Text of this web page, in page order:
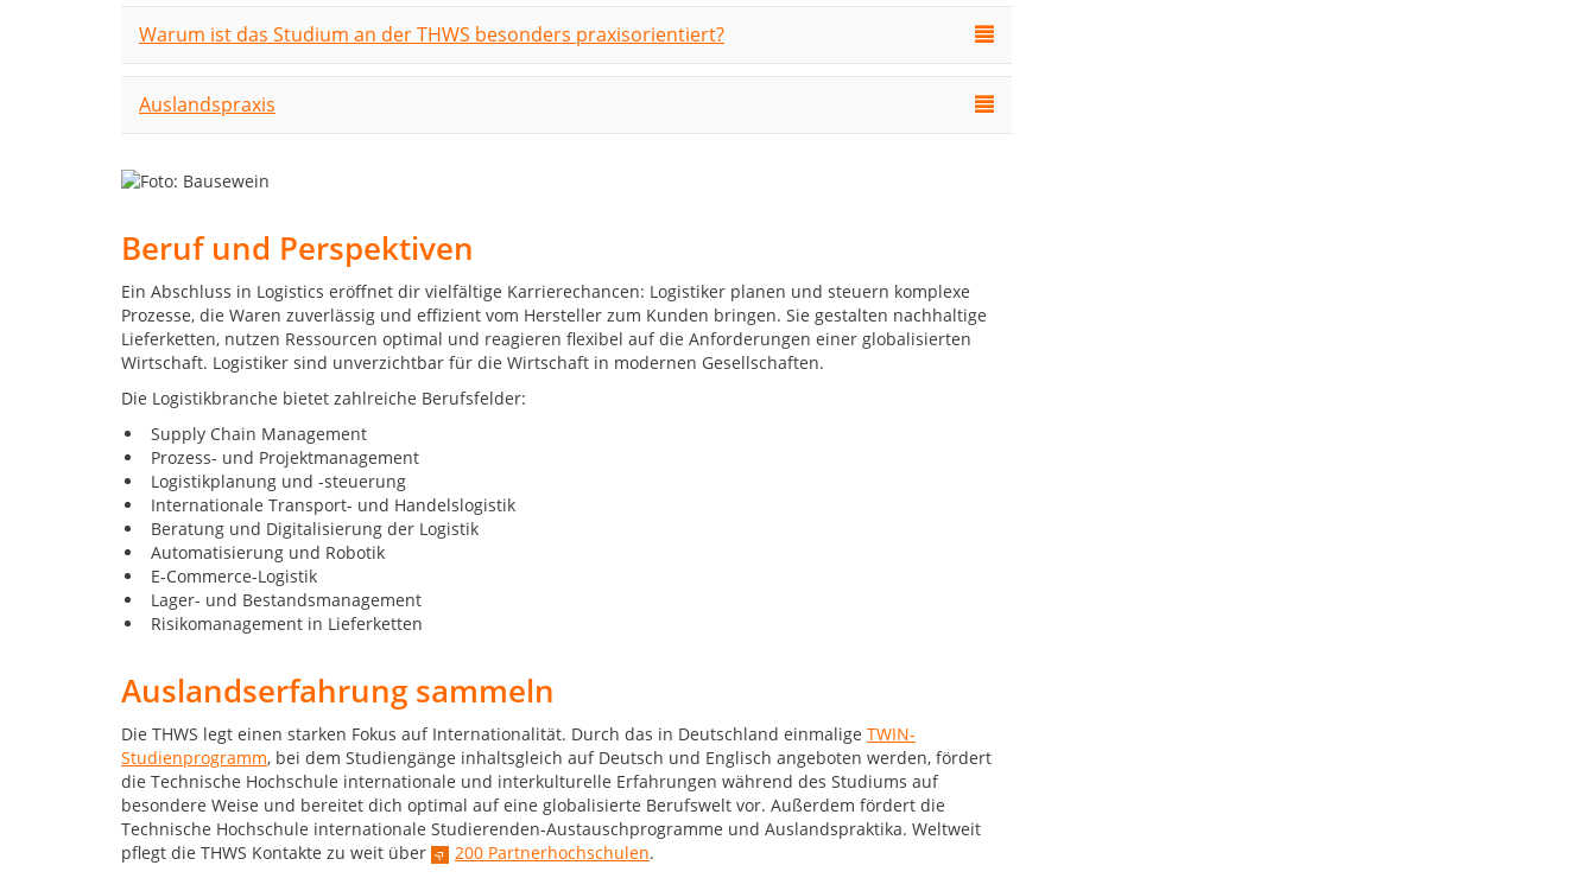
Warum ist das Studium an der THWS besonders praxisorientiert?
Auslandspraxis
Beruf und Perspektiven
Ein Abschluss in Logistics eröffnet dir vielfältige Karrierechancen: Logistiker planen und steuern komplexe
Prozesse, die Waren zuverlässig und effizient vom Hersteller zum Kunden bringen. Sie gestalten nachhaltige
Lieferketten, nutzen Ressourcen optimal und reagieren flexibel auf die Anforderungen einer globalisierten
Wirtschaft. Logistiker sind unverzichtbar für die Wirtschaft in modernen Gesellschaften.
Die Logistikbranche bietet zahlreiche Berufsfelder:
Supply Chain Management
Prozess- und Projektmanagement
Logistikplanung und -steuerung
Internationale Transport- und Handelslogistik
Beratung und Digitalisierung der Logistik
Automatisierung und Robotik
E-Commerce-Logistik
Lager- und Bestandsmanagement
Risikomanagement in Lieferketten
Auslandserfahrung sammeln
Die THWS legt einen starken Fokus auf Internationalität. Durch das in Deutschland einmalige TWIN-
Studienprogramm, bei dem Studiengänge inhaltsgleich auf Deutsch und Englisch angeboten werden, fördert
die Technische Hochschule internationale und interkulturelle Erfahrungen während des Studiums auf
besondere Weise und bereitet dich optimal auf eine globalisierte Berufswelt vor. Außerdem fördert die
Technische Hochschule internationale Studierenden-Austauschprogramme und Auslandspraktika. Weltweit
pflegt die THWS Kontakte zu weit über
200 Partnerhochschulen.